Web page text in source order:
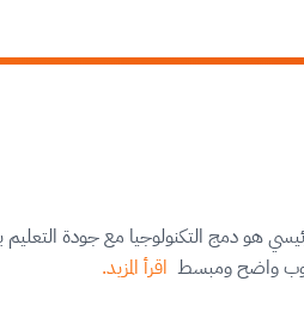
هو دمج التكنولوجيا مع جودة
واضح ومبسط اقرأ المزيد.